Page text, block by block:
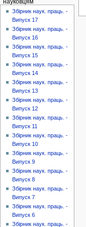
науковцям
Збірник наук. праць. -
Випуск 17
Збірник наук. праць. -
Випуск 16
Збірник наук. праць. -
Випуск 15
Збірник наук. праць. -
Випуск 14
Збірник наук. праць. -
Випуск 13
Збірник наук. праць. -
Випуск 12
Збірник наук. праць. -
Випуск 11
Збірник наук. праць. -
Випуск 10
Збірник наук. праць. -
Випуск 9
Збірник наук. праць. -
Випуск 8
Збірник наук. праць. -
Випуск 7
Збірник наук. праць. -
Випуск 6
Збірник наук. праць. -